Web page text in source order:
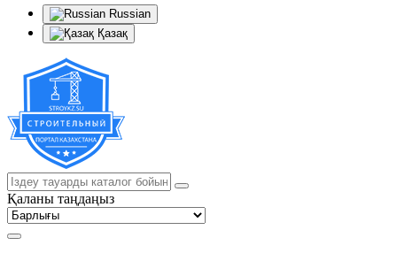
Russian
Қазақ
Қаланы таңдаңыз